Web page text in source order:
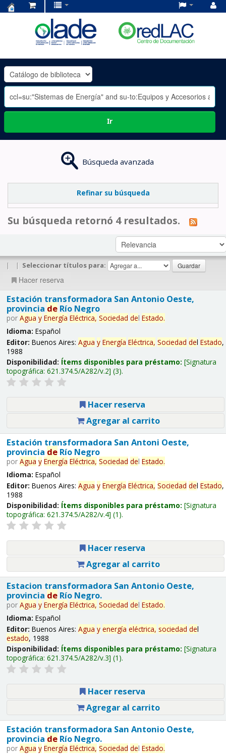
OLADE
-
Ir
Búsqueda avanzada
Refinar su búsqueda
Su búsqueda retornó 4 resultados.
| | Seleccionar títulos para:
Hacer reserva
Estación transformadora San Antonio Oeste,
provincia deRío Negro
por Agua y Energía Eléctrica, Sociedad del Estado.
Idioma: Español
Editor: Buenos Aires: Agua y Energía Eléctrica, Sociedad del Estado,
1988
Disponibilidad: Ítems disponibles para préstamo: Signatura
topográfica: 621.374.5/A282/v.2 (3).
Hacer reserva
Agregar al carrito
Estación transformadora San Antoni Oeste,
provincia deRío Negro
por Agua y Energía Eléctrica, Sociedad del Estado.
Idioma: Español
Editor: Buenos Aires: Agua y Energía Eléctrica, Sociedad del Estado,
1988
Disponibilidad: Ítems disponibles para préstamo: Signatura
topográfica: 621.374.5/A282/v.4 (1).
Hacer reserva
Agregar al carrito
Estacion transformadora San Antonio Oeste,
provincia deRío Negro.
por Agua y Energía Eléctrica, Sociedad del Estado.
Idioma: Español
Editor: Buenos Aires: Agua y energía eléctrica, sociedad del
estado, 1988
Disponibilidad: Ítems disponibles para préstamo: Signatura
topográfica: 621.374.5/A282/v.3 (1).
Hacer reserva
Agregar al carrito
Estación transformadora San Antonio Oeste,
provincia deRío Negro.
por Agua y Energía Eléctrica, Sociedad del Estado.